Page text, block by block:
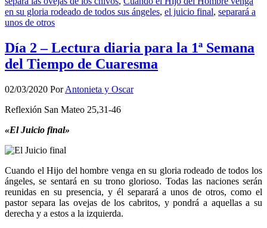
en su gloria rodeado de todos sus ángeles, el juicio final, separará a
unos de otros
Día 2 – Lectura diaria para la 1ª Semana
del Tiempo de Cuaresma
02/03/2020 PorAntonieta y Oscar
Reflexión San Mateo 25,31-46
«El Juicio final»
Cuando el Hijo del hombre venga en su gloria rodeado de todos los
ángeles, se sentará en su trono glorioso. Todas las naciones serán
reunidas en su presencia, y él separará a unos de otros, como el
pastor separa las ovejas de los cabritos, y pondrá a aquellas a su
derecha y a estos a la izquierda.